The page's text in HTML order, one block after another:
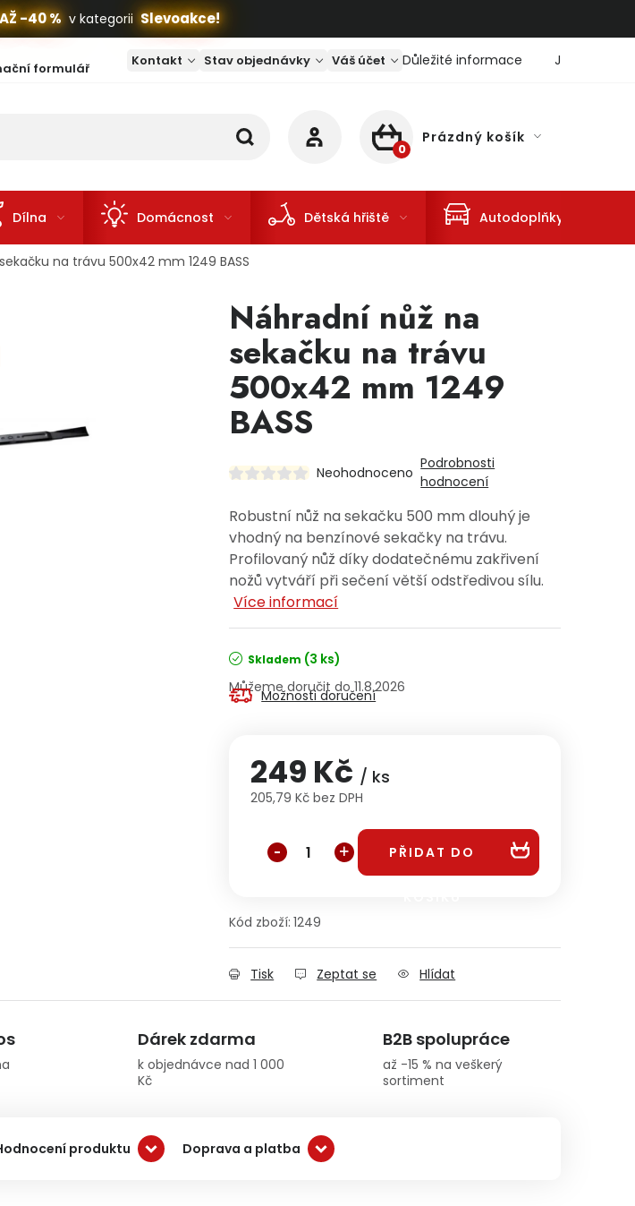
-40 % v kategorii Slevoakce!
formulář Kontakt Stav objednávky Váš účet Důležité informace Jaký je
NÁKUPNÍ KOŠÍK
Prázdný košík
Dílna Domácnost Dětská hřiště Autodoplňky
na trávu 500x42 mm 1249 BASS
Náhradní nůž na
sekačku na trávu
500x42 mm 1249
BASS
Neohodnoceno
Podrobnosti
hodnocení
Robustní nůž na sekačku 500 mm dlouhý je
vhodný na benzínové sekačky na trávu.
Profilovaný nůž díky dodatečnému zakřivení
nožů vytváří při sečení větší odstředivou sílu.
Více informací
Skladem (3 ks)
11.8.2026
Možnosti doručení
249 Kč / ks
205,79 Kč bez DPH
PŘIDAT DO
Kód zboží: 1249
Tisk Zeptat se Hlídat
Dárek zdarma
k objednávce nad 1 000
Kč
B2B spolupráce
až -15 % na veškerý
sortiment
produktu Doprava a platba